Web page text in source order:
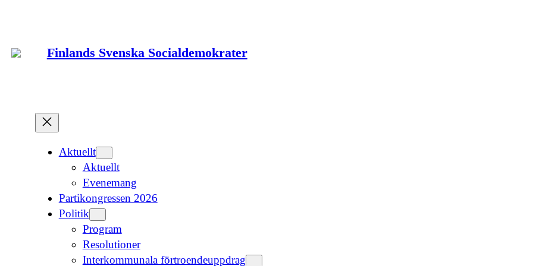
Finlands Svenska Socialdemokrater
Aktuellt
Aktuellt
Evenemang
Partikongressen 2026
Politik
Program
Resolutioner
Interkommunala förtroendeuppdrag